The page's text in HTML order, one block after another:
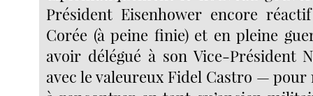
Président Eisenhower encore
Corée (à peine finie) et en pleine
avoir délégué à son Vice-Président
avec le valeureux Fidel Castro — pour